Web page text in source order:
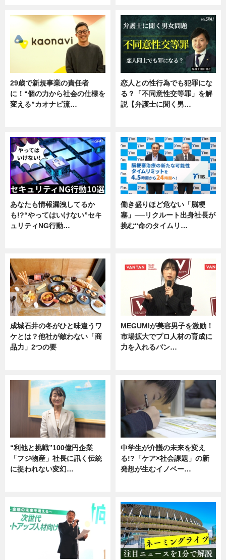
29歳で新規事業の責任者
に！“個の力から社会の仕様を
変える”カオナビ流…
恋人との性行為でも犯罪にな
る？「不同意性交等罪」を解
説【弁護士に聞く男…
あなたも情報漏洩してるか
も!?“やってはいけない”セキ
ュリティNG行動…
働き盛りほど危ない「脳梗
塞」──リクルート出身社長が
挑む“命のタイムリ…
成城石井の冬がひと味違うワ
ケとは？他社が敵わない「商
品力」2つの要
MEGUMIが美容男子を激励！
市場拡大でプロ人材の育成に
力を入れるバン…
“利他と挑戦”100億円企業
「フジ物産」社長に訊く伝統
に捉われない変幻…
中学生が介護の未来を変え
る!?「ケア×社会課題」の新
発想が生むイノベー…